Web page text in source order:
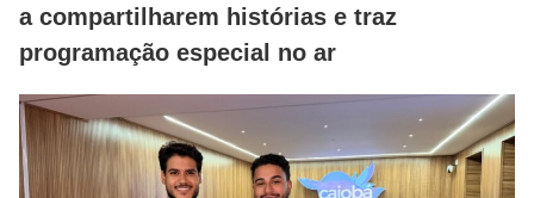
a compartilharem histórias e traz
programação especial no ar